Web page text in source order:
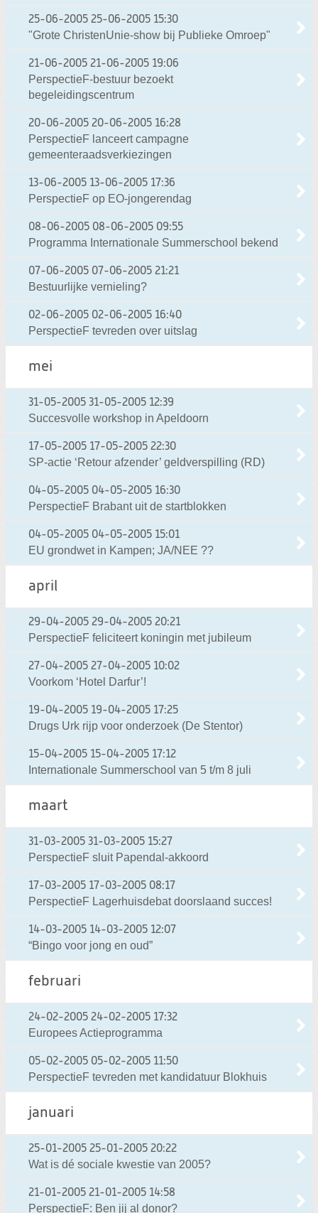
25-06-2005 25-06-2005 15:30
"Grote ChristenUnie-show bij Publieke Omroep"
21-06-2005 21-06-2005 19:06
PerspectieF-bestuur bezoekt
begeleidingscentrum
20-06-2005 20-06-2005 16:28
PerspectieF lanceert campagne
gemeenteraadsverkiezingen
13-06-2005 13-06-2005 17:36
PerspectieF op EO-jongerendag
08-06-2005 08-06-2005 09:55
Programma Internationale Summerschool bekend
07-06-2005 07-06-2005 21:21
Bestuurlijke vernieling?
02-06-2005 02-06-2005 16:40
PerspectieF tevreden over uitslag
mei
31-05-2005 31-05-2005 12:39
Succesvolle workshop in Apeldoorn
17-05-2005 17-05-2005 22:30
SP-actie ‘Retour afzender’ geldverspilling (RD)
04-05-2005 04-05-2005 16:30
PerspectieF Brabant uit de startblokken
04-05-2005 04-05-2005 15:01
EU grondwet in Kampen; JA/NEE ??
april
29-04-2005 29-04-2005 20:21
PerspectieF feliciteert koningin met jubileum
27-04-2005 27-04-2005 10:02
Voorkom ‘Hotel Darfur’!
19-04-2005 19-04-2005 17:25
Drugs Urk rijp voor onderzoek (De Stentor)
15-04-2005 15-04-2005 17:12
Internationale Summerschool van 5 t/m 8 juli
maart
31-03-2005 31-03-2005 15:27
PerspectieF sluit Papendal-akkoord
17-03-2005 17-03-2005 08:17
PerspectieF Lagerhuisdebat doorslaand succes!
14-03-2005 14-03-2005 12:07
“Bingo voor jong en oud”
februari
24-02-2005 24-02-2005 17:32
Europees Actieprogramma
05-02-2005 05-02-2005 11:50
PerspectieF tevreden met kandidatuur Blokhuis
januari
25-01-2005 25-01-2005 20:22
Wat is dé sociale kwestie van 2005?
21-01-2005 21-01-2005 14:58
PerspectieF: Ben jij al donor?